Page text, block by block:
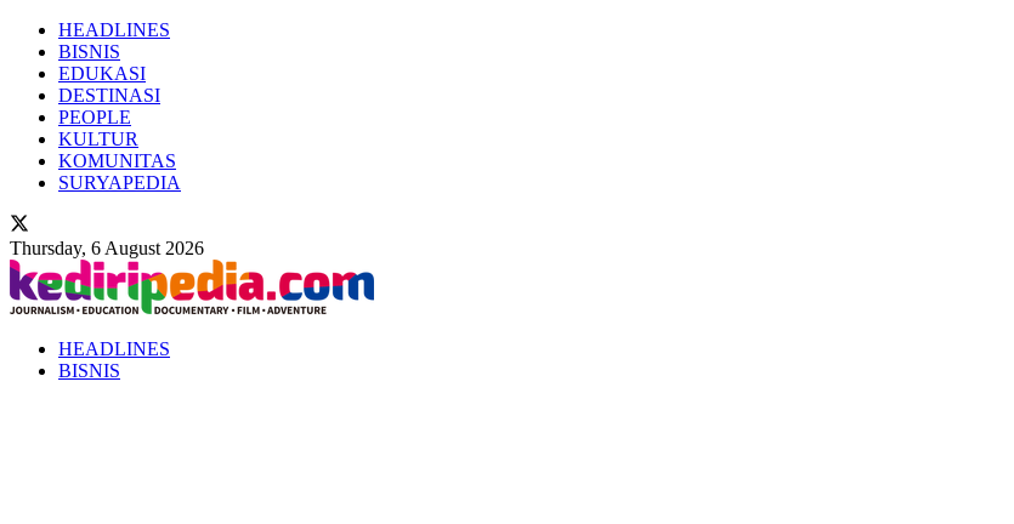
HEADLINES
BISNIS
EDUKASI
DESTINASI
PEOPLE
KULTUR
KOMUNITAS
SURYAPEDIA
Thursday, 6 August 2026
HEADLINES
BISNIS